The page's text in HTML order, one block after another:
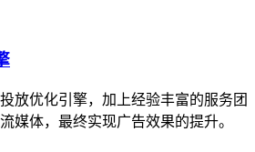
放优化引擎，加上经验丰富的服务团
媒体，最终实现广告效果的提升。